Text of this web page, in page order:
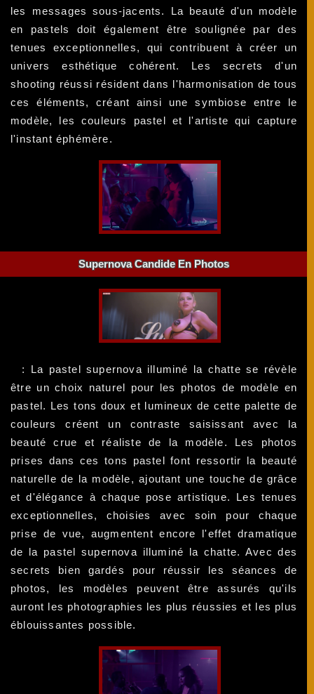
les messages sous-jacents. La beauté d'un modèle
en pastels doit également être soulignée par des
tenues exceptionnelles, qui contribuent à créer un
univers esthétique cohérent. Les secrets d'un
shooting réussi résident dans l'harmonisation de tous
ces éléments, créant ainsi une symbiose entre le
modèle, les couleurs pastel et l'artiste qui capture
l'instant éphémère.
Supernova Candide En Photos
: La pastel supernova illuminé la chatte se révèle
être un choix naturel pour les photos de modèle en
pastel. Les tons doux et lumineux de cette palette de
couleurs créent un contraste saisissant avec la
beauté crue et réaliste de la modèle. Les photos
prises dans ces tons pastel font ressortir la beauté
naturelle de la modèle, ajoutant une touche de grâce
et d'élégance à chaque pose artistique. Les tenues
exceptionnelles, choisies avec soin pour chaque
prise de vue, augmentent encore l'effet dramatique
de la pastel supernova illuminé la chatte. Avec des
secrets bien gardés pour réussir les séances de
photos, les modèles peuvent être assurés qu'ils
auront les photographies les plus réussies et les plus
éblouissantes possible.